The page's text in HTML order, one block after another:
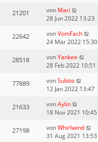
21201 von Mari
28 Jun 2022 13:23
22642 vonVomFach
24 Mär 2022 15:30
28518 vonYankee
28 Feb 2022 10:51
77889 vonSubito
12 Jan 2022 13:47
21633 vonAylin
18 Nov 2021 10:45
27198 vonWhirlwind
31 Aug 2021 13:53